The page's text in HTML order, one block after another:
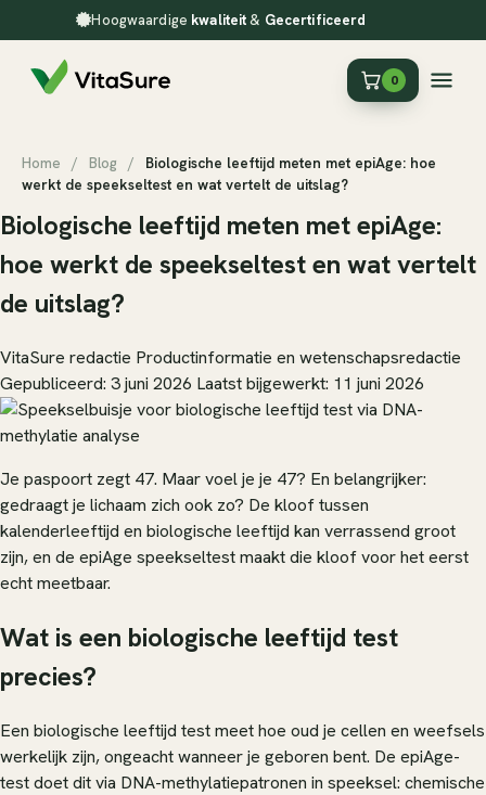
Hoogwaardige kwaliteit& Gecertificeerd
0
Home / Blog /
Biologische leeftijd meten met epiAge: hoe
werkt de speekseltest en wat vertelt de uitslag?
Biologische leeftijd meten met epiAge:
hoe werkt de speekseltest en wat vertelt
de uitslag?
VitaSure redactie Productinformatie en wetenschapsredactie
Gepubliceerd: 3 juni 2026 Laatst bijgewerkt: 11 juni 2026
Je paspoort zegt 47. Maar voel je je 47? En belangrijker:
gedraagt je lichaam zich ook zo? De kloof tussen
kalenderleeftijd en biologische leeftijd kan verrassend groot
zijn, en de epiAge speekseltest maakt die kloof voor het eerst
echt meetbaar.
Wat is een biologische leeftijd test
precies?
Een biologische leeftijd test meet hoe oud je cellen en weefsels
werkelijk zijn, ongeacht wanneer je geboren bent. De epiAge-
test doet dit via DNA-methylatiepatronen in speeksel: chemische